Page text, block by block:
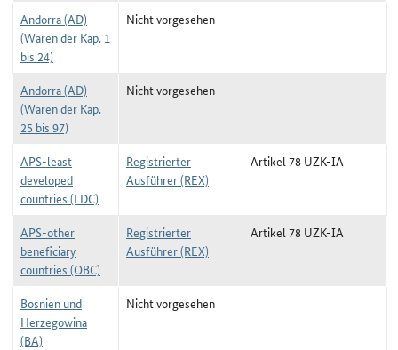
Andorra (AD)
(Waren der Kap. 1
bis 24)
Nicht vorgesehen
Andorra (AD)
(Waren der Kap.
25 bis 97)
Nicht vorgesehen
APS-least
developed
countries (LDC)
Registrierter
Ausführer (REX)
Artikel 78 UZK-IA
APS-other
beneficiary
countries (OBC)
Registrierter
Ausführer (REX)
Artikel 78 UZK-IA
Bosnien und
Herzegowina
(BA)
Nicht vorgesehen